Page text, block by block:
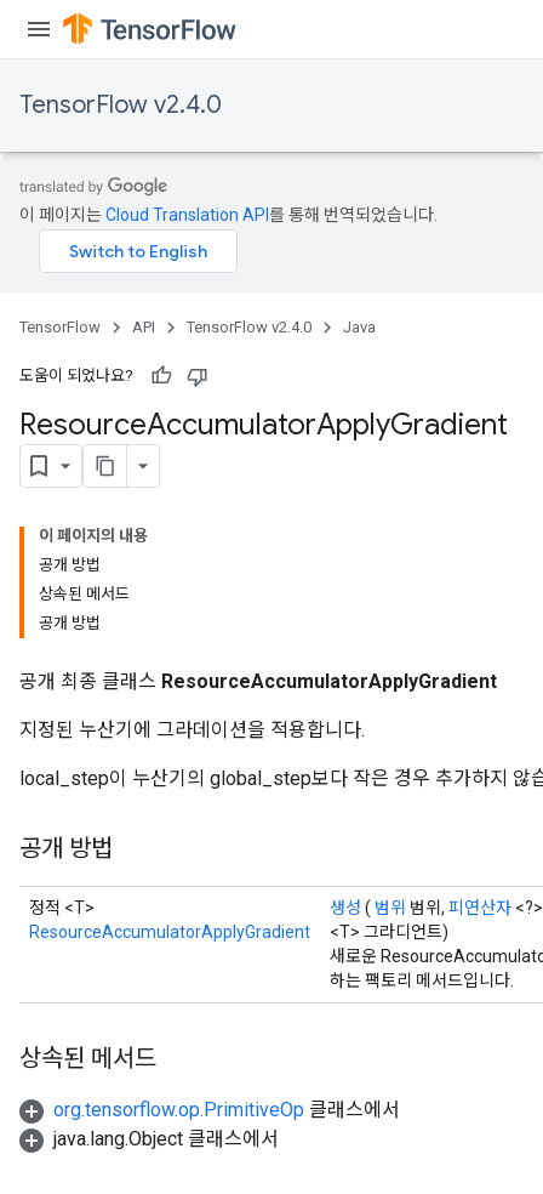
TensorFlow v2.4.0
이 페이지는Cloud Translation API 를 통해 번역되었습니다.
TensorFlow API TensorFlow v2.4.0 Java
도움이 되었나요?
ResourceAccumulatorApplyGradient
이 페이지의 내용
공개 방법
상속된 메서드
공개 방법
공개 최종 클래스 ResourceAccumulatorApplyGradient
지정된 누산기에 그라데이션을 적용합니다.
local_step이 누산기의 global_step보다 작은 경우 추가하지 않
공개 방법
정적 <T>
ResourceAccumulatorApplyGradient
생성 ( 범위 범위, 피연산자
<T> 그라디언트)
새로운
하는 팩토리 메서드입니다.
상속된 메서드
org.tensorflow.op.PrimitiveOp 클래스에서
java.lang.Object 클래스에서